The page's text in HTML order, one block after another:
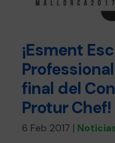
¡Esment
final del
Protur Chef!
6 Feb 2017 |